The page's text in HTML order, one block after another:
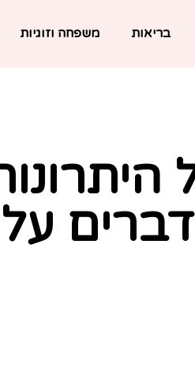
בריאות משפחה וזוגיות